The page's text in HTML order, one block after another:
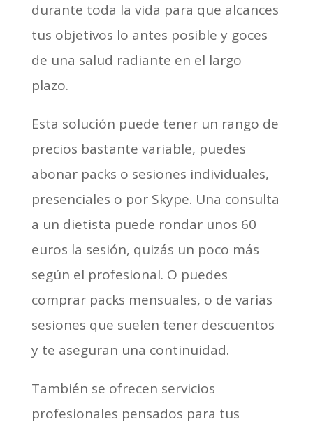
durante toda la vida para que alcances
tus objetivos lo antes posible y goces
de una salud radiante en el largo
plazo.
Esta solución puede tener un rango de
precios bastante variable, puedes
abonar packs o sesiones individuales,
presenciales o por Skype. Una consulta
a un dietista puede rondar unos 60
euros la sesión, quizás un poco más
según el profesional. O puedes
comprar packs mensuales, o de varias
sesiones que suelen tener descuentos
y te aseguran una continuidad.
También se ofrecen servicios
profesionales pensados para tus